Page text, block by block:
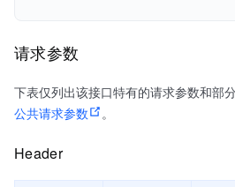
请求参数
下表仅列出该接口特有的请求参数和部
公共请求参数
。
Header